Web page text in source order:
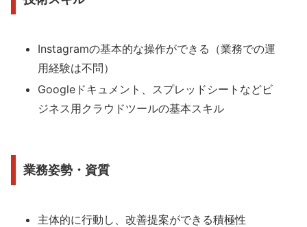
Instagramの基本的な操作ができる（業務での運
用経験は不問）
Googleドキュメント、スプレッドシートなどビ
ジネス用クラウドツールの基本スキル
業務姿勢・資質
主体的に行動し、改善提案ができる積極性